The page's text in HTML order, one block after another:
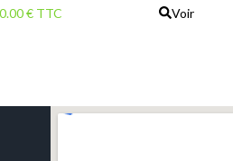
€ TTC Voir